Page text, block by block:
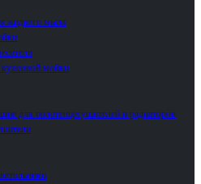
жидкого мыла
мойки
для полотенцесушителей и радиаторов